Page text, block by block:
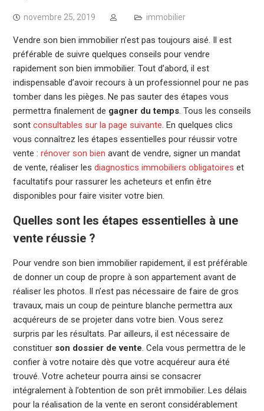
novembre 25, 2019 immobilier
Vendre son bien immobilier n’est pas toujours aisé. Il est
préférable de suivre quelques conseils pour vendre
rapidement son bien immobilier. Tout d’abord, il est
indispensable d’avoir recours à un professionnel pour ne pas
tomber dans les pièges. Ne pas sauter des étapes vous
permettra finalement de gagner du temps. Tous les conseils
sont consultables sur la page suivante. En quelques clics
vous connaîtrez les étapes essentielles pour réussir votre
vente : rénover son bien avant de vendre, signer un mandat
de vente, réaliser les diagnostics immobiliers obligatoires et
facultatifs pour rassurer les acheteurs et enfin être
disponibles pour faire visiter votre bien.
Quelles sont les étapes essentielles à une
vente réussie ?
Pour vendre son bien immobilier rapidement, il est préférable
de donner un coup de propre à son appartement avant de
réaliser les photos. Il n’est pas nécessaire de faire de gros
travaux, mais un coup de peinture blanche permettra aux
acquéreurs de se projeter dans votre bien. Vous serez
surpris par les résultats. Par ailleurs, il est nécessaire de
constituer son dossier de vente. Cela vous permettra de le
confier à votre notaire dès que votre acquéreur aura été
trouvé. Votre acheteur pourra ainsi se consacrer
intégralement à l’obtention de son prêt immobilier. Les délais
pour la réalisation de la vente en seront considérablement